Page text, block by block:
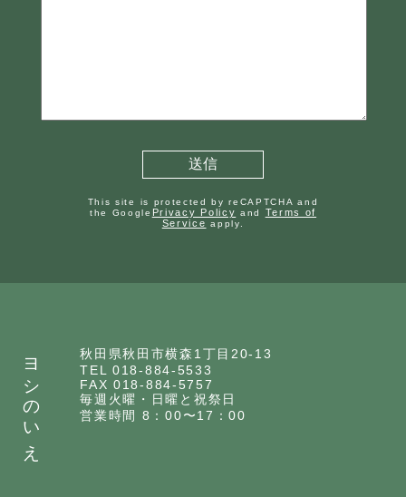
This site is protected by reCAPTCHA and
the Google Privacy Policy and Terms of
Service apply.
ヨシのいえ
秋田県秋田市横森1丁目20-13
TEL 018-884-5533
FAX 018-884-5757
毎週火曜・日曜と祝祭日
営業時間 8：00〜17：00